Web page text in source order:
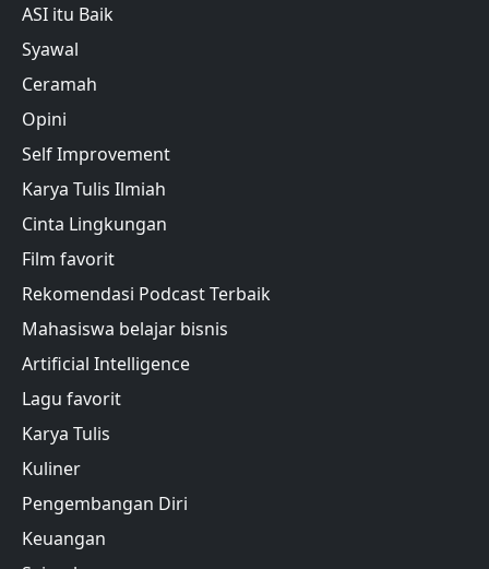
ASI itu Baik
Syawal
Ceramah
Opini
Self Improvement
Karya Tulis Ilmiah
Cinta Lingkungan
Film favorit
Rekomendasi Podcast Terbaik
Mahasiswa belajar bisnis
Artificial Intelligence
Lagu favorit
Karya Tulis
Kuliner
Pengembangan Diri
Keuangan